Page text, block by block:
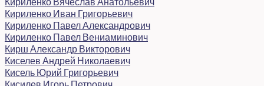
Кириленко Иван Григорьевич
Кириленко Павел Александрович
Кириленко Павел Вениаминович
Кирш Александр Викторович
Киселев Андрей Николаевич
Кисель Юрий Григорьевич